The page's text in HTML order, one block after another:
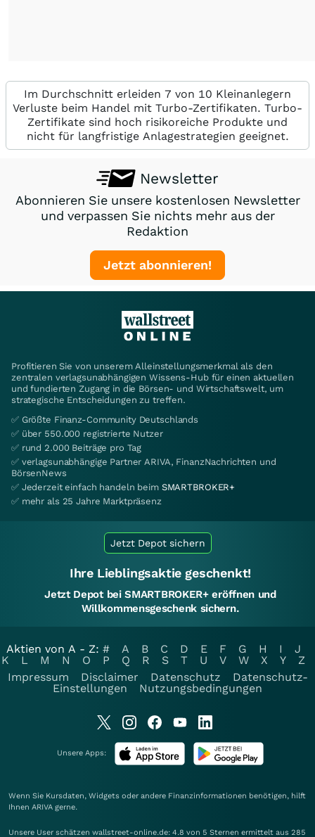
Im Durchschnitt erleiden 7 von 10 Kleinanlegern
Verluste beim Handel mit Turbo-Zertifikaten. Turbo-
Zertifikate sind hoch risikoreiche Produkte und
nicht für langfristige Anlagestrategien geeignet.
Newsletter
Abonnieren Sie unsere kostenlosen Newsletter
und verpassen Sie nichts mehr aus der
Redaktion
Jetzt abonnieren!
Profitieren Sie von unserem Alleinstellungsmerkmal als den
zentralen verlagsunabhängigen Wissens-Hub für einen aktuellen
und fundierten Zugang in die Börsen- und Wirtschaftswelt, um
strategische Entscheidungen zu treffen.
✅ Größte Finanz-Community Deutschlands
✅ über 550.000 registrierte Nutzer
✅ rund 2.000 Beiträge pro Tag
✅ verlagsunabhängige Partner ARIVA, FinanzNachrichten und
BörsenNews
✅ Jederzeit einfach handeln beim SMARTBROKER+
✅ mehr als 25 Jahre Marktpräsenz
Jetzt Depot sichern
Ihre Lieblingsaktie geschenkt!
Jetzt Depot bei SMARTBROKER+ eröffnen und
Willkommensgeschenk sichern.
Aktien von A - Z: # A B C D E F G H I
J
K
L M N O P Q R S T U V W X Y
Z
Impressum
Disclaimer Datenschutz
Datenschutz-
Einstellungen
Nutzungsbedingungen
Unsere Apps:
Wenn Sie Kursdaten, Widgets oder andere Finanzinformationen benötigen, hilft
Ihnen ARIVA gerne.
Unsere User schätzen wallstreet-online.de: 4.8 von 5 Sternen ermittelt aus 285